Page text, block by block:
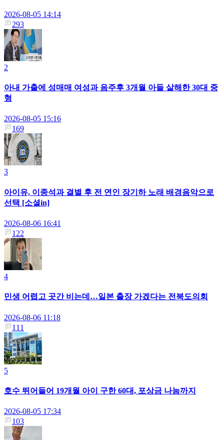
2026-08-05 14:14
293
2
아내 가출에 성매매 여성과 음주후 3개월 아들 살해한 30대 중
형
2026-08-05 15:16
169
3
아이유, 이종석과 결별 후 전 연인 장기하 노래 배경음악으로
선택 [소셜in]
2026-08-06 16:41
122
4
민생 어렵고 곳간 비는데…일본 출장 가겠다는 전북도의회
2026-08-06 11:18
111
5
호수 뛰어들어 19개월 아이 구한 60대, 포상금 나눔까지
2026-08-05 17:34
103